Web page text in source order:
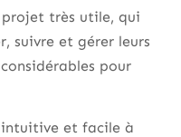
très utile, qui
suivre et gérer leurs
pour
et facile à